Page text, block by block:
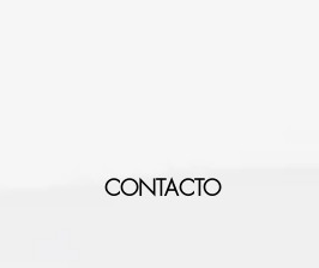
CONTACTO